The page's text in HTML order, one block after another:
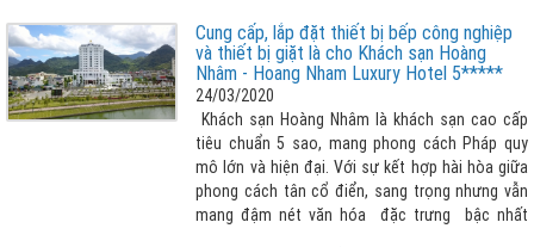
Cung cấp, lắp đặt thiết bị bếp công nghiệp
và thiết bị giặt là cho Khách sạn Hoàng
Nhâm - Hoang Nham Luxury Hotel 5*****
24/03/2020
Khách sạn Hoàng Nhâm là khách sạn cao cấp
tiêu chuẩn 5 sao, mang phong cách Pháp quy
mô lớn và hiện đại. Với sự kết hợp hài hòa giữa
phong cách tân cổ điển, sang trọng nhưng vẫn
mang đậm nét văn hóa đặc trưng bậc nhất